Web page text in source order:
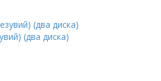
(два диска)